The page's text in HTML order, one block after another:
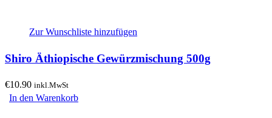
Zur Wunschliste hinzufügen
Shiro Äthiopische Gewürzmischung 500g
€10.90 inkl.MwSt
In den Warenkorb